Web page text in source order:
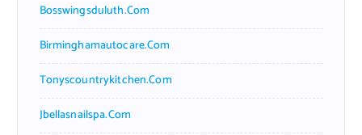
Bosswingsduluth.com
Birminghamautocare.com
Tonyscountrykitchen.com
Jbellasnailspa.com